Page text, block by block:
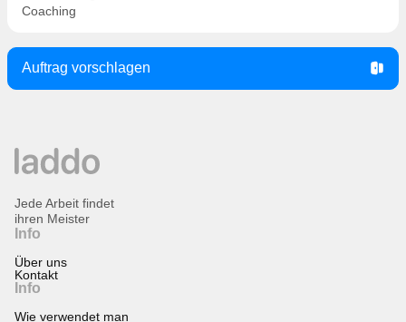
Coaching
Auftrag vorschlagen
Info
Über uns
Kontakt
Info
Wie verwendet man
Jede Arbeit findet
ihren Meister